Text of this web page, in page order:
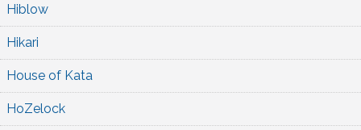
Hiblow
Hikari
House of Kata
HoZelock